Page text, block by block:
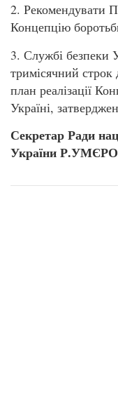
2. Рекомендувати
Концепцію
3. Службі безпеки
тримісячний строк
план реалізації
Україні,
Секретар Ради
України